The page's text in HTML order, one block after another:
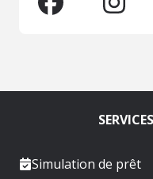
Simulation de prêt